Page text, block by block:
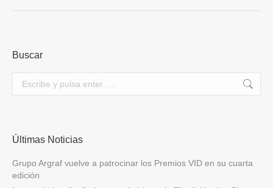
Buscar
Últimas Noticias
Grupo Argraf vuelve a patrocinar los Premios VID en su cuarta
edición